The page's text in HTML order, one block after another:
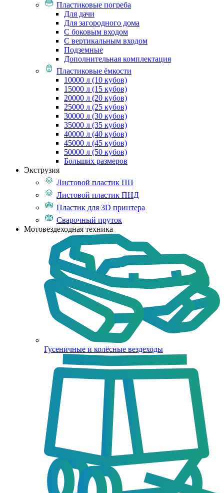
Пластиковые погреба
Для дачи
Для загородного дома
С боковым входом
С вертикальным входом
Подземные
Дополнительная комплектация
Пластиковые ёмкости
10000 л (10 кубов)
15000 л (15 кубов)
20000 л (20 кубов)
25000 л (25 кубов)
30000 л (30 кубов)
35000 л (35 кубов)
40000 л (40 кубов)
45000 л (45 кубов)
50000 л (50 кубов)
Больших размеров
Экструзия
Листовой пластик ПП
Листовой пластик ПНД
Пластик для 3D принтера
Сварочный пруток
Мотовездеходная техника
Гусеничные и колёсные вездеходы